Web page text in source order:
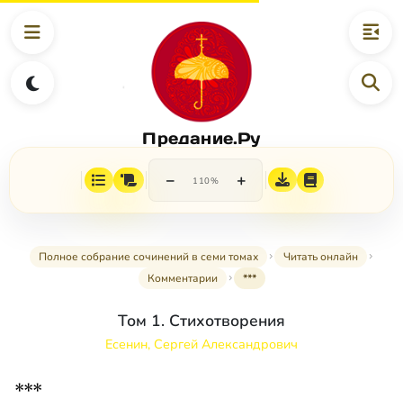
Предание.Ру
− 110% +
Полное собрание сочинений в семи томах
Читать онлайн
Комментарии
***
Том 1. Стихотворения
Есенин, Сергей Александрович
***